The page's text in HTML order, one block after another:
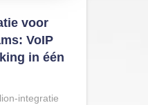
voor
VoIP
in één
integratie